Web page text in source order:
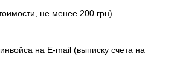
не менее 200 грн)
на E-mail (выписку счета на